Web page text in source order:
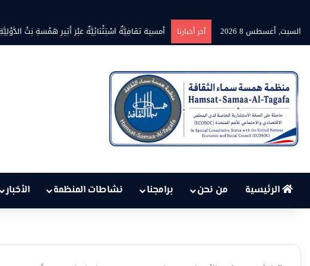
السبت, أغسطس 8 2026
آخر أخبارنا بين حرارة السماء وعجز البنية التحتية… هل أصبحت
الرئيسية من نحن برامجنا نشاطات المنظمة الأخبار